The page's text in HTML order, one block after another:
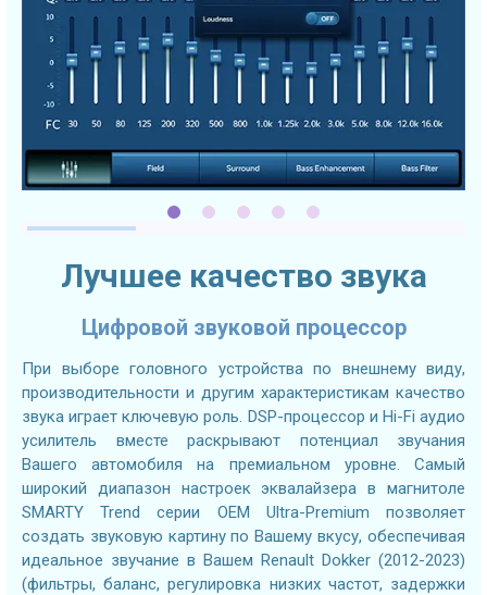
Лучшее качество звука
Цифровой звуковой процессор
При выборе головного устройства по внешнему виду,
производительности и другим характеристикам качество
звука играет ключевую роль. DSP-процессор и Hi-Fi аудио
усилитель вместе раскрывают потенциал звучания
Вашего автомобиля на премиальном уровне. Самый
широкий диапазон настроек эквалайзера в магнитоле
SMARTY Trend серии OEM Ultra-Premium позволяет
создать звуковую картину по Вашему вкусу, обеспечивая
идеальное звучание в Вашем Renault Dokker (2012-2023)
(фильтры, баланс, регулировка низких частот, задержки